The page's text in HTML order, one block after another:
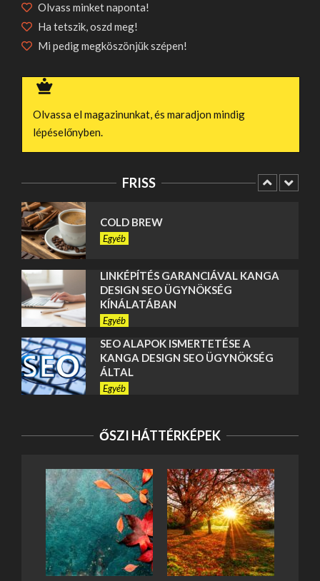
Olvass minket naponta!
Ha tetszik, oszd meg!
Mi pedig megköszönjük szépen!
Olvassa el magazinunkat, és maradjon mindig
lépéselőnyben.
FRISS
ASZTALOK ESHO SHOP
KÍNÁLATÁBAN
Egyéb
Egyéb
MI DÖNT EGY CSATÁT: TAKTIKA
VAGY ÖSSZEFOGÁS? – HUNYADI
Szórakozás
COLD BREW
Egyéb
LINKÉPÍTÉS GARANCIÁVAL KANGA
DESIGN SEO ÜGYNÖKSÉG
KÍNÁLATÁBAN
Egyéb
SEO ALAPOK ISMERTETÉSE A
KANGA DESIGN SEO ÜGYNÖKSÉG
ÁLTAL
Egyéb
POCHOZOVÝ ROŠT
Egyéb
TEŠKA REŠETKA
Egyéb
FORDÍTÁS MEGRENDELÉSE ONLINE –
5 PERCES ÚTMUTATÓ
ŐSZI HÁTTÉRKÉPEK